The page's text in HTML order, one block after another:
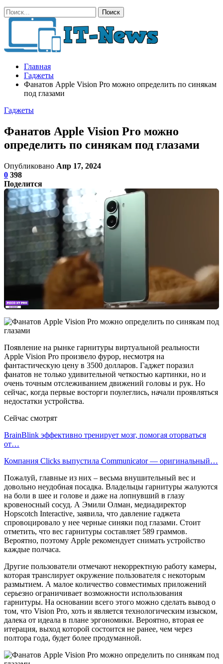
Главная
Гаджеты
Фанатов Apple Vision Pro можно определить по синякам
под глазами
Гаджеты
Фанатов Apple Vision Pro можно
определить по синякам под глазами
Опубликовано Апр 17, 2024
0 398
Поделится
Появление на рынке гарнитуры виртуальной реальности
Apple Vision Pro произвело фурор, несмотря на
фантастическую цену в 3500 долларов. Гаджет поразил
фанатов не только удивительной четкостью картинки, но и
очень точным отслеживанием движений головы и рук. Но
сейчас, когда первые восторги поулеглись, начали проявляться
недостатки устройства.
Сейчас смотрят
BrainBlink эффективно тренирует мозг, помогая оторваться
от…
Компания Clicks выпустила Communicator — оригинальный…
Пожалуй, главные из них – весьма внушительный вес и
довольно неудобная посадка. Владельцы гарнитуры жалуются
на боли в шее и голове и даже на лопнувший в глазу
кровеносный сосуд. А Эмили Олман, медиадиректор
Hopscotch Interactive, заявила, что давление гаджета
спровоцировало у нее черные синяки под глазами. Стоит
отметить, что вес гарнитуры составляет 589 граммов.
Вероятно, поэтому Apple рекомендует снимать устройство
каждые полчаса.
Другие пользователи отмечают некорректную работу камеры,
которая транслирует окружение пользователя с некоторым
размытием. А малое количество совместимых приложений
серьезно ограничивает возможности использования
гарнитуры. На основании всего этого можно сделать вывод о
том, что Vision Pro, хоть и является технологическим изыском,
далека от идеала в плане эргономики. Вероятно, вторая ее
итерация, выход которой состоится не ранее, чем через
полтора года, будет более продуманной.